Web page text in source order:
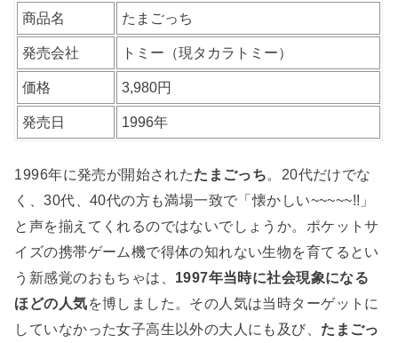
商品名 たまごっち
発売会社 トミー（現タカラトミー）
価格 3,980円
発売日 1996年
1996年に発売が開始されたたまごっち。20代だけでな
く、30代、40代の方も満場一致で「懐かしい~~~~~!!」
と声を揃えてくれるのではないでしょうか。ポケットサ
イズの携帯ゲーム機で得体の知れない生物を育てるとい
う新感覚のおもちゃは、 1997年当時に社会現象になる
ほどの人気を博しました。その人気は当時ターゲットに
していなかった女子高生以外の大人にも及び、 たまごっ